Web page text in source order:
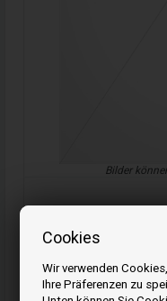
Cookies
Wir verwenden
Ihre Präferenzen zu
Bilder
Senden Sie eine E-Mail,